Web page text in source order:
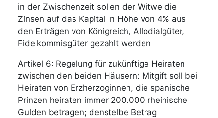
in der Zwischenzeit sollen der Witwe die
Zinsen auf das Kapital in Höhe von 4% aus
den Erträgen von Königreich, Allodialgüter,
Fideikommisgüter gezahlt werden
Artikel 6: Regelung für zukünftige Heiraten
zwischen den beiden Häusern: Mitgift soll bei
Heiraten von Erzherzoginnen, die spanische
Prinzen heiraten immer 200.000 rheinische
Gulden betragen; denstelbe Betrag